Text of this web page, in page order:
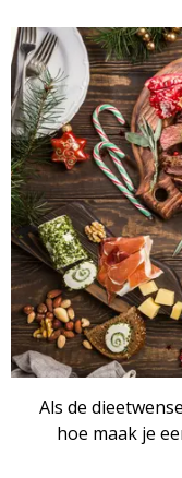
Als de
hoe maak je